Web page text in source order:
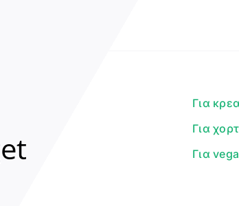
Για
Για
Για